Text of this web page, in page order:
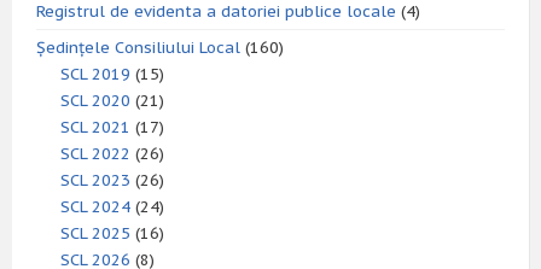
Registrul de evidenta a datoriei publice locale (4)
Ședințele Consiliului Local (160)
SCL 2019 (15)
SCL 2020 (21)
SCL 2021 (17)
SCL 2022 (26)
SCL 2023 (26)
SCL 2024 (24)
SCL 2025 (16)
SCL 2026 (8)